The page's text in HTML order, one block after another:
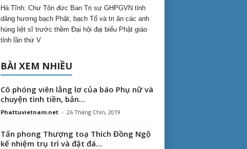
Hà Tĩnh: Chư Tôn đức Ban Trị sự GHPGVN tỉnh
dâng hương bạch Phật, bạch Tổ và tri ân các anh
hùng liệt sĩ trước thềm Đại hội đại biểu Phật giáo
tỉnh lần thứ V
BÀI XEM NHIỀU
Cô phóng viên lẳng lơ của báo Phụ nữ và
chuyện tình tiền, bản...
Phattuvietnam.net - 26 Tháng Chín, 2019
Tấn phong Thượng toạ Thích Đồng Ngộ
kế nhiệm trụ trì và đặt đá...